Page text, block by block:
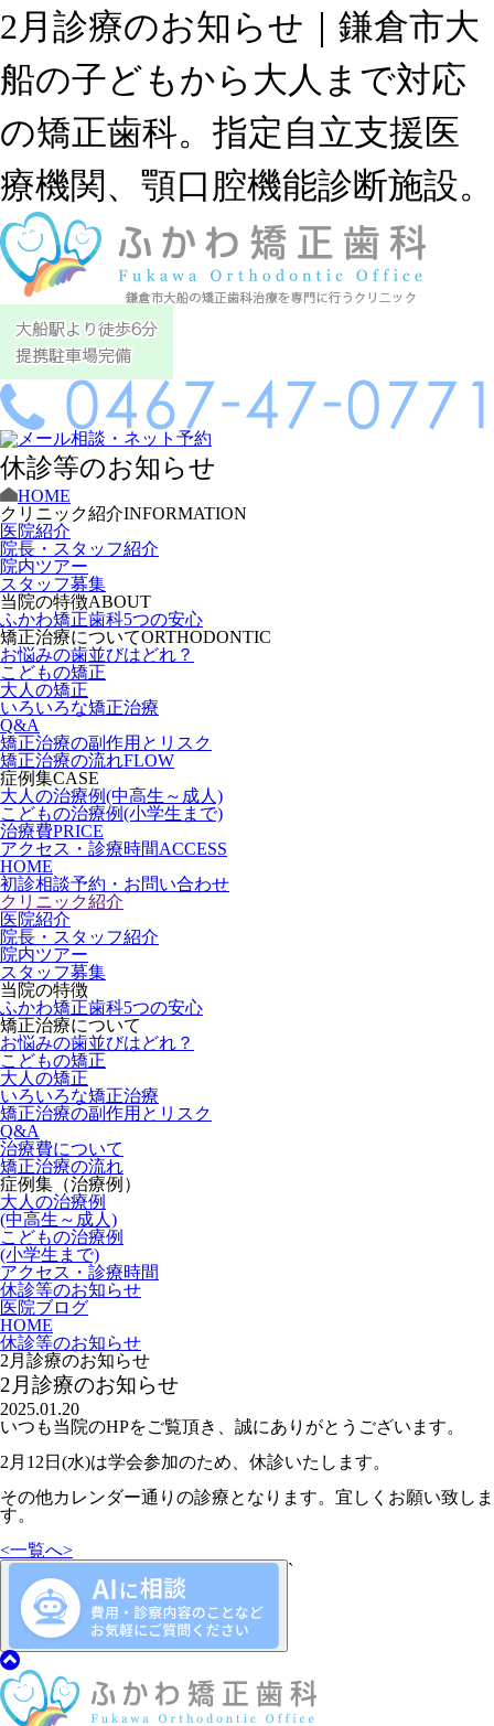
2月診療のお知らせ｜鎌倉市大
船の子どもから大人まで対応
の矯正歯科。指定自立支援医
療機関、顎口腔機能診断施設。
休診等のお知らせ
HOME
クリニック紹介INFORMATION
医院紹介
院長・スタッフ紹介
院内ツアー
スタッフ募集
当院の特徴ABOUT
ふかわ矯正歯科5つの安心
矯正治療についてORTHODONTIC
お悩みの歯並びはどれ？
こどもの矯正
大人の矯正
いろいろな矯正治療
Q&A
矯正治療の副作用とリスク
矯正治療の流れFLOW
症例集CASE
大人の治療例(中高生～成人)
こどもの治療例(小学生まで)
治療費PRICE
アクセス・診療時間ACCESS
HOME
初診相談予約・お問い合わせ
クリニック紹介
医院紹介
院長・スタッフ紹介
院内ツアー
スタッフ募集
当院の特徴
ふかわ矯正歯科5つの安心
矯正治療について
お悩みの歯並びはどれ？
こどもの矯正
大人の矯正
いろいろな矯正治療
矯正治療の副作用とリスク
Q&A
治療費について
矯正治療の流れ
症例集（治療例）
大人の治療例
(中高生～成人)
こどもの治療例
(小学生まで)
アクセス・診療時間
休診等のお知らせ
医院ブログ
HOME
休診等のお知らせ
2月診療のお知らせ
2月診療のお知らせ
2025.01.20
いつも当院のHPをご覧頂き、誠にありがとうございます。
2月12日(水)は学会参加のため、休診いたします。
その他カレンダー通りの診療となります。宜しくお願い致しま
す。
<一覧へ>
`